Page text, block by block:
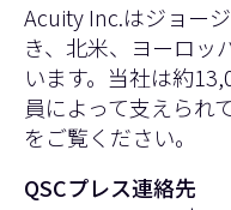
Acuity Inc.はジョー
き、北米、ヨーロッ
います。当社は約
員によって支えられ
をご覧ください。
QSCプレス連絡先